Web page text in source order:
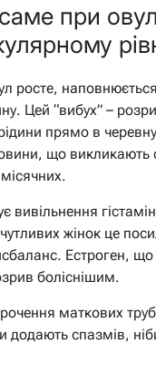
при
росте,
Цей “вибух” –
прямо в
що викликають
жінок це
Естроген, що
боліснішим.
маткових
додають спазмів,